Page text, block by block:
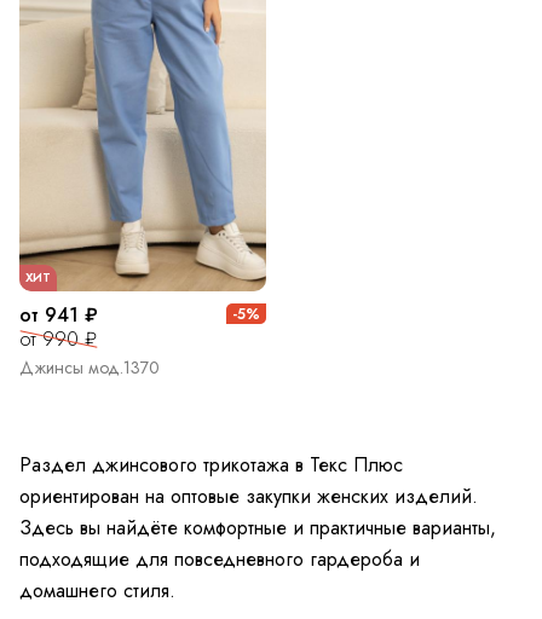
ХИТ
от 941 ₽
от 990 ₽
-5%
Джинсы мод.1370
Раздел джинсового трикотажа в Текс Плюс
ориентирован на оптовые закупки женских изделий.
Здесь вы найдёте комфортные и практичные варианты,
подходящие для повседневного гардероба и
домашнего стиля.